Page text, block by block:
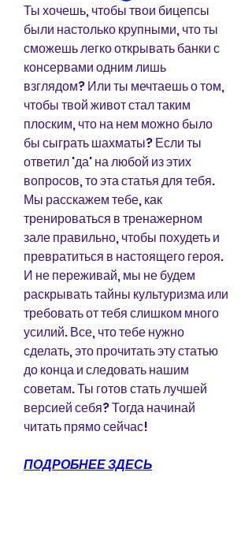
Ты хочешь, чтобы твои бицепсы
были настолько крупными, что ты
сможешь легко открывать банки с
консервами одним лишь
взглядом? Или ты мечтаешь о том,
чтобы твой живот стал таким
плоским, что на нем можно было
бы сыграть шахматы? Если ты
ответил 'да' на любой из этих
вопросов, то эта статья для тебя.
Мы расскажем тебе, как
тренироваться в тренажерном
зале правильно, чтобы похудеть и
превратиться в настоящего героя.
И не переживай, мы не будем
раскрывать тайны культуризма или
требовать от тебя слишком много
усилий. Все, что тебе нужно
сделать, это прочитать эту статью
до конца и следовать нашим
советам. Ты готов стать лучшей
версией себя? Тогда начинай
читать прямо сейчас!
ПОДРОБНЕЕ ЗДЕСЬ